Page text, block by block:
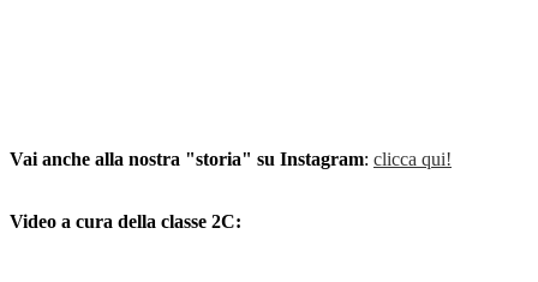
Vai anche alla nostra "storia" su Instagram: clicca qui!
Video a cura della classe 2C: